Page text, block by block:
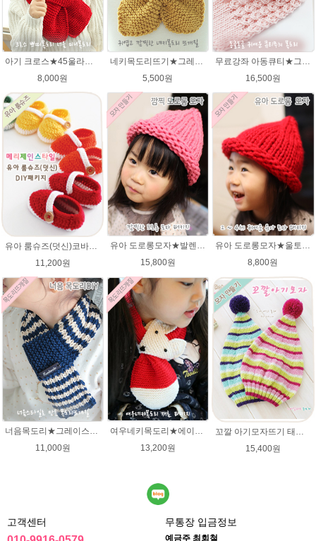
아기 크로스★45울라인 목도리뜨기 쁘띠목도리 너음 미니목도리
8,000원
네키목도리뜨기★그레이스메리노울 미니목도리뜨기
5,500원
무료강좌 아동큐티★그레이스메리노울 뜨개실 유아목도리뜨기 뜨개질
16,500원
유아 룸슈즈(덧신)코바늘뜨기 태교 취미뜨개질 뜨게질 에이미울 뜨개실
11,200원
유아 도로롱모자★발렌타인울 루피망고스타일 모자뜨개질
15,800원
유아 도로롱모자★울토탈 뜨개실 모자뜨기 뜨개질
8,800원
너음목도리★그레이스메리노울 뜨개실 목도리뜨기 뜨개질
11,000원
여우네키목도리★에이미울DIY 재료 패키지/유아목도리뜨기/아기목도리뜨개질/부드러운 베이비뜨개실로 제작 된 태교 손뜨개
13,200원
꼬깔 아기모자뜨기 태교뜨개질 유아모자뜨기 패키지
15,400원
고객센터 무통장 입금정보
예금주 최회철